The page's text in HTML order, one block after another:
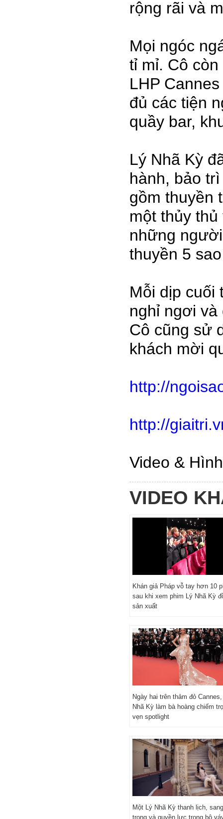
rộng rãi và
Mọi ngóc
tỉ mỉ. Cô
LHP
đủ các tiện
quầy bar,
Lý Nhã Kỳ
hành, bảo
gồm thuyền
một thủy
những
thuyền 5
Mỗi dịp cuối
nghỉ ngơi và
Cô cũng sử
khách mời
http://
http://
Video &
VIDEO
Khán giả Pháp vỗ tay hơn 10
sau khi xem phim Lý Nhã Kỳ
sản xuất
Ngày hai trên thảm đỏ
Nhã Kỳ làm bà hoàng chiếm
vẹn spotlight
Một Lý Nhã Kỳ thanh lịch, sang
trọng và quyền lực trong bộ